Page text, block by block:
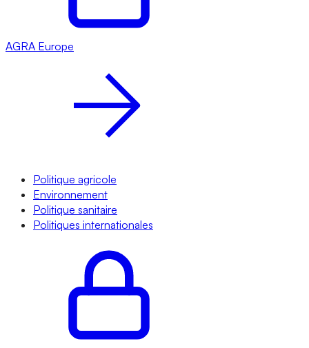
AGRA Europe
Politique agricole
Environnement
Politique sanitaire
Politiques internationales